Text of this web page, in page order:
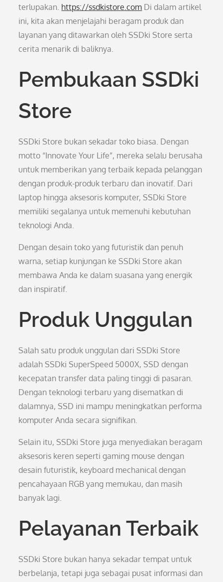
terlupakan. https://ssdkistore.com Di dalam artikel
ini, kita akan menjelajahi beragam produk dan
layanan yang ditawarkan oleh SSDki Store serta
cerita menarik di baliknya.
Pembukaan SSDki
Store
SSDki Store bukan sekadar toko biasa. Dengan
motto “Innovate Your Life”, mereka selalu berusaha
untuk memberikan yang terbaik kepada pelanggan
dengan produk-produk terbaru dan inovatif. Dari
laptop hingga aksesoris komputer, SSDki Store
memiliki segalanya untuk memenuhi kebutuhan
teknologi Anda.
Dengan desain toko yang futuristik dan penuh
warna, setiap kunjungan ke SSDki Store akan
membawa Anda ke dalam suasana yang energik
dan inspiratif.
Produk Unggulan
Salah satu produk unggulan dari SSDki Store
adalah SSDki SuperSpeed 5000X, SSD dengan
kecepatan transfer data paling tinggi di pasaran.
Dengan teknologi terbaru yang disematkan di
dalamnya, SSD ini mampu meningkatkan performa
komputer Anda secara signifikan.
Selain itu, SSDki Store juga menyediakan beragam
aksesoris keren seperti gaming mouse dengan
desain futuristik, keyboard mechanical dengan
pencahayaan RGB yang memukau, dan masih
banyak lagi.
Pelayanan Terbaik
SSDki Store bukan hanya sekadar tempat untuk
berbelanja, tetapi juga sebagai pusat informasi dan